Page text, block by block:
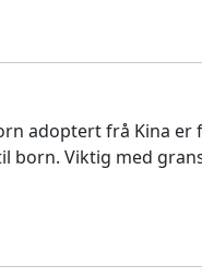
adoptert frå Kina
born. Viktig med